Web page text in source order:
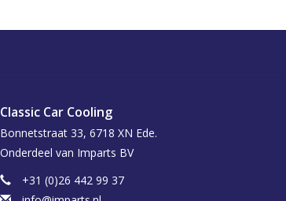
Classic Car Cooling
Bonnetstraat 33, 6718 XN Ede.
Onderdeel van Imparts BV
+31 (0)26 442 99 37